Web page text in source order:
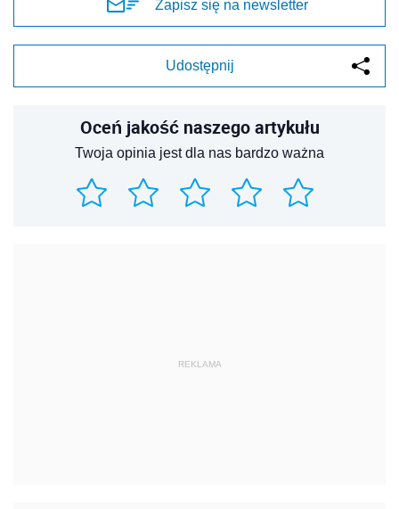
Zapisz się na newsletter
Udostępnij
Oceń jakość naszego artykułu
Twoja opinia jest dla nas bardzo ważna
REKLAMA